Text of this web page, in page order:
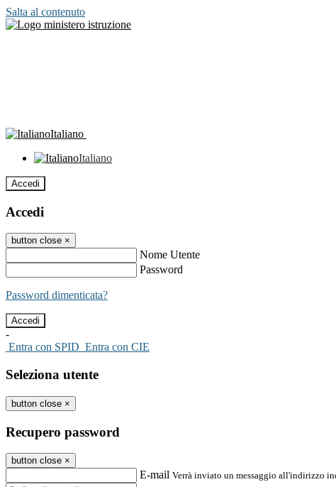
Salta al contenuto
Italiano
Italiano
Accedi
Accedi
button close ×
Nome Utente
Password
Password dimenticata?
-
Entra con SPID Entra con CIE
Seleziona utente
button close ×
Recupero password
button close ×
E-mail Verrà inviato un messaggio all'indirizzo